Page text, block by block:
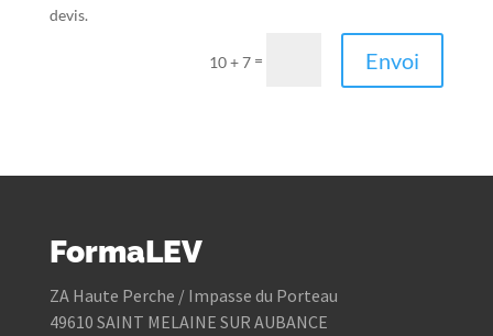
devis.
10 + 7 = Envoi
FormaLEV
ZA Haute Perche / Impasse du Porteau
49610 SAINT MELAINE SUR AUBANCE